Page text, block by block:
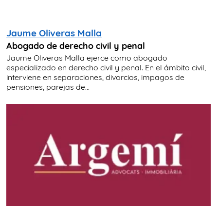
Jaume Oliveras Malla
Abogado de derecho civil y penal
Jaume Oliveras Malla ejerce como abogado
especializado en derecho civil y penal. En el ámbito civil,
interviene en separaciones, divorcios, impagos de
pensiones, parejas de...